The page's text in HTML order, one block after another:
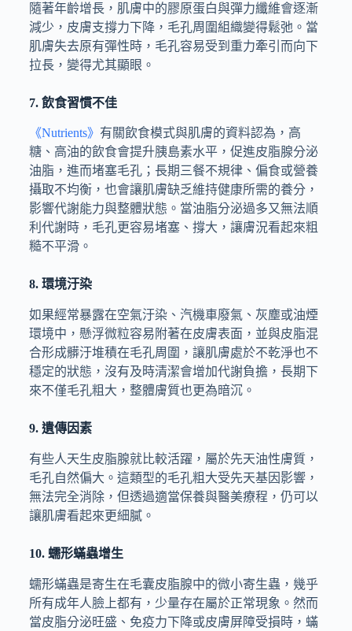
隨著年齡增長，肌膚中的膠原蛋白與彈力纖維會逐漸
減少，皮膚支撐力下降，毛孔周圍組織變得鬆弛。當
肌膚失去原有彈性時，毛孔容易受到重力牽引而向下
拉長，變得尤其顯眼。
7. 飲食習慣不佳
《Nutrients》 有關飲食模式與肌膚的資料認為，高
糖、高油的飲食會提升胰島素水平，促進皮脂腺分泌
油脂，進而堵塞毛孔；長期三餐不規律、偏食或營養
攝取不均衡，也會讓肌膚缺乏維持健康所需的養分，
影響代謝能力與整體狀態。當油脂分泌過多又無法順
利代謝時，毛孔更容易堵塞、撐大，讓膚況看起來粗
糙不平滑。
8. 環境汙染
如果經常暴露在空氣汙染、汽機車廢氣、灰塵或油煙
環境中，懸浮微粒容易附著在皮膚表面，並與皮脂混
合形成髒汙堆積在毛孔周圍，讓肌膚處於不乾淨也不
穩定的狀態，沒有及時清潔會增加代謝負擔，長期下
來不僅毛孔粗大，整體膚質也更為暗沉。
9. 遺傳因素
有些人天生皮脂腺就比較活躍，屬於先天油性膚質，
毛孔自然偏大。這類型的毛孔粗大受先天基因影響，
無法完全消除，但透過適當保養與醫美療程，仍可以
讓肌膚看起來更細膩。
10. 蠕形蟎蟲增生
蠕形蟎蟲是寄生在毛囊皮脂腺中的微小寄生蟲，幾乎
所有成年人臉上都有，少量存在屬於正常現象。然而
當皮脂分泌旺盛、免疫力下降或皮膚屏障受損時，蟎